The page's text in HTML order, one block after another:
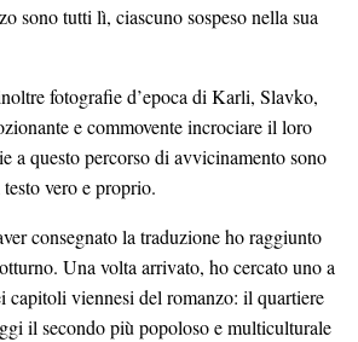
sono tutti lì, ciascuno sospeso nella sua
fotografie d’epoca di Karli, Slavko,
e commovente incrociare il loro
a questo percorso di avvicinamento sono
vero e proprio.
consegnato la traduzione ho raggiunto
Una volta arrivato, ho cercato uno a
capitoli viennesi del romanzo: il quartiere
il secondo più popoloso e multiculturale